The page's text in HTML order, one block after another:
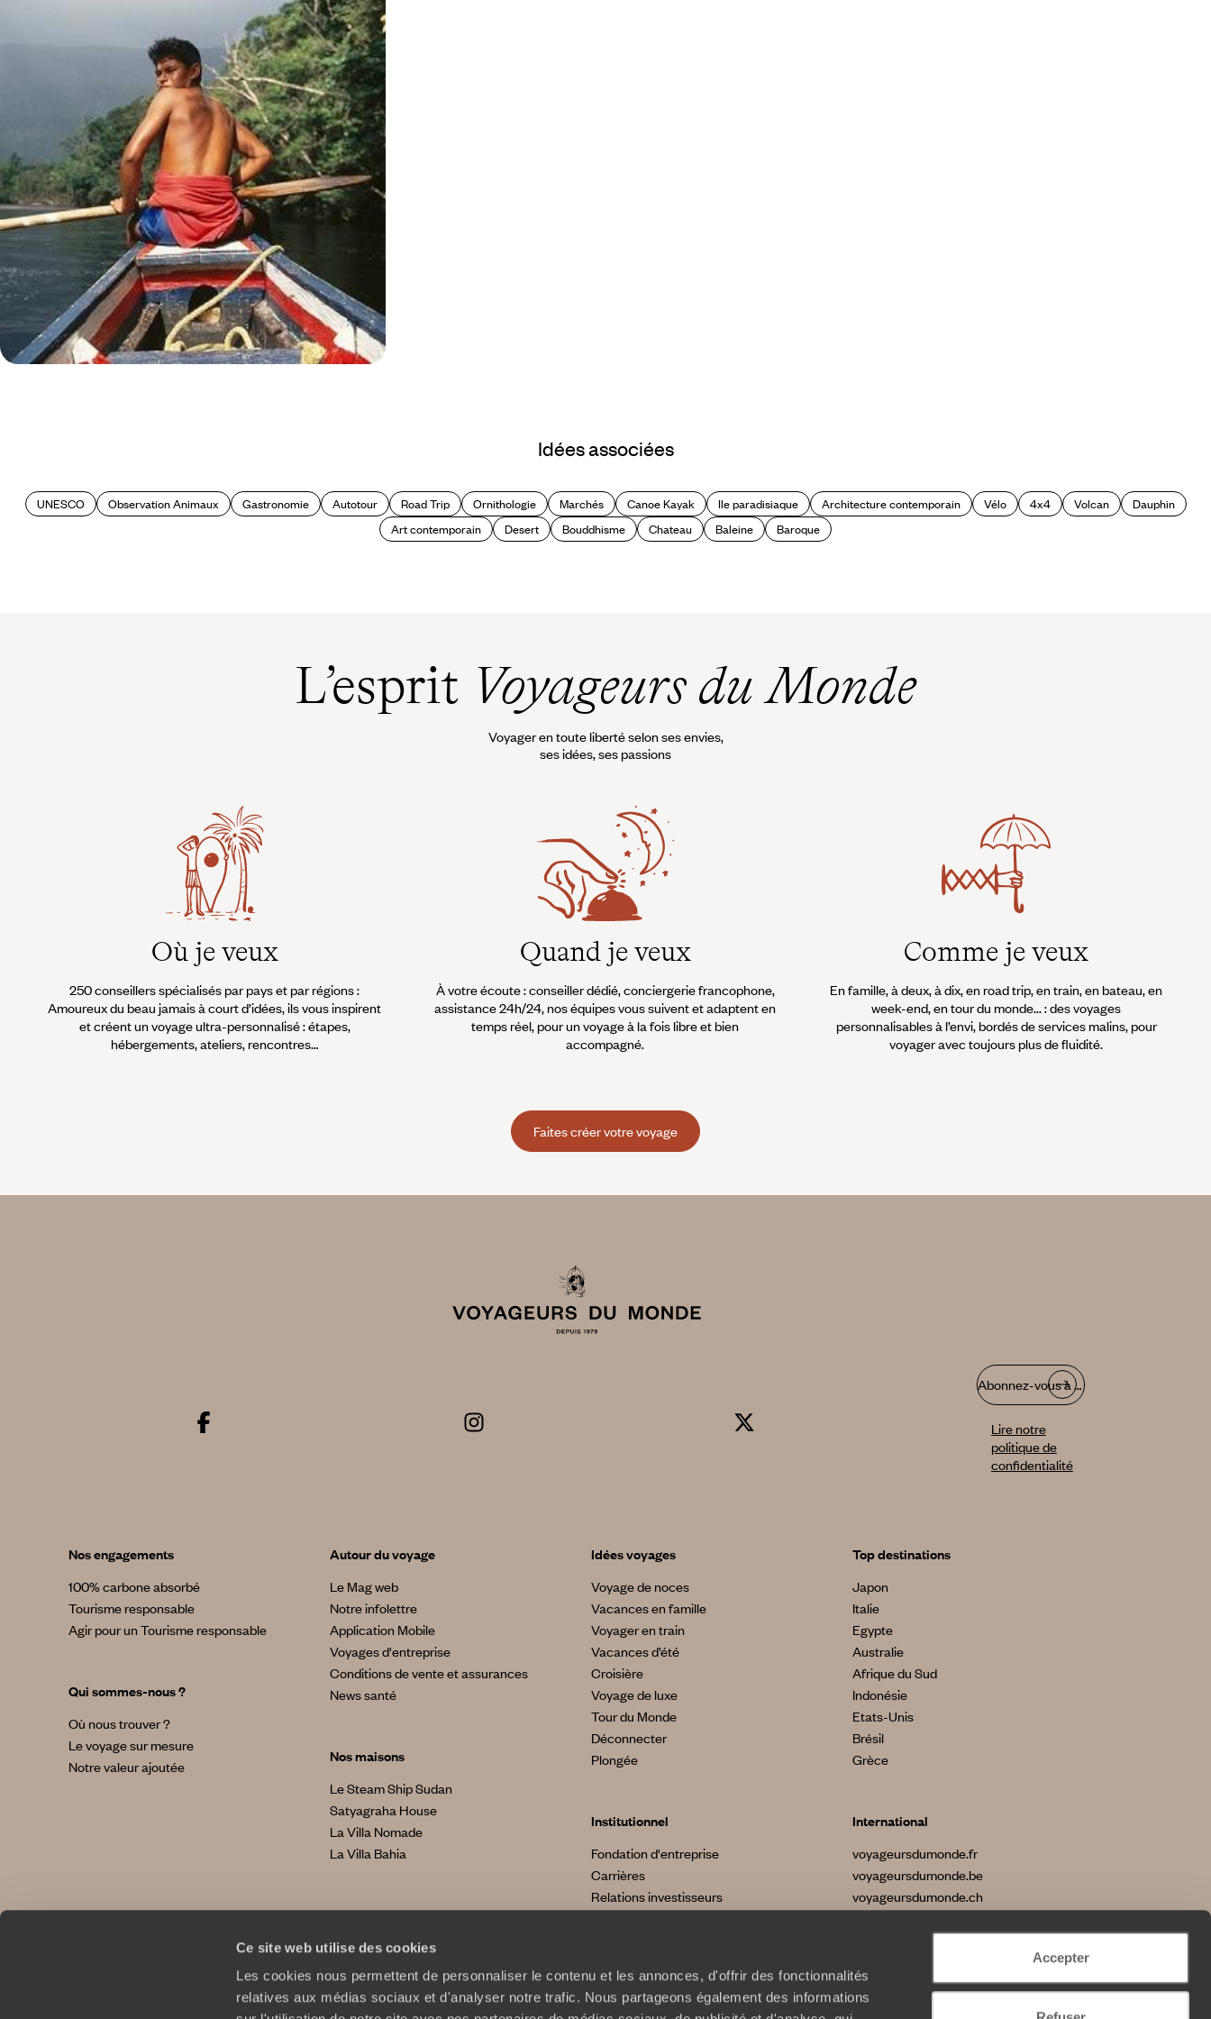
Ce site web utilise des cookies
Les cookies nous permettent de personnaliser le contenu et les annonces, d'offrir des fonctionnalités
relatives aux médias sociaux et d'analyser notre trafic. Nous partageons également des informations
Accepter
Idées associées
UNESCO Observation Animaux Gastronomie Autotour Road Trip Ornithologie Marchés Canoe Kayak Ile paradisiaque Architecture contemporain Vélo 4x4 Volcan
Dauphin
Art contemporain
Desert Bouddhisme Chateau Baleine Baroque
L’esprit Voyageurs du Monde
Voyager en toute liberté selon ses envies,
ses idées, ses passions
Où je veux
250 conseillers spécialisés par pays et par régions :
Amoureux du beau jamais à court d’idées, ils vous inspirent
et créent un voyage ultra-personnalisé : étapes,
hébergements, ateliers, rencontres…
Quand je veux
À votre écoute : conseiller dédié, conciergerie francophone,
assistance 24h/24, nos équipes vous suivent et adaptent en
temps réel, pour un voyage à la fois libre et bien
accompagné.
Comme je veux
En famille, à deux, à dix, en road trip, en train, en bateau, en
week-end, en tour du monde... : des voyages
personnalisables à l’envi, bordés de services malins, pour
voyager avec toujours plus de fluidité.
Faites créer votre voyage
Abonnez-vous à notre infolettre
Lire notre
politique de
confidentialité
Nos engagements
100% carbone absorbé
Tourisme responsable
Agir pour un Tourisme responsable
Qui sommes-nous ?
Où nous trouver ?
Le voyage sur mesure
Notre valeur ajoutée
Autour du voyage
Le Mag web
Notre infolettre
Application Mobile
Voyages d'entreprise
Conditions de vente et assurances
News santé
Nos maisons
Le Steam Ship Sudan
Satyagraha House
La Villa Nomade
La Villa Bahia
Idées voyages
Voyage de noces
Vacances en famille
Voyager en train
Vacances d’été
Croisière
Voyage de luxe
Tour du Monde
Déconnecter
Plongée
Institutionnel
Fondation d'entreprise
Carrières
Relations investisseurs
Top destinations
Japon
Italie
Egypte
Australie
Afrique du Sud
Indonésie
Etats-Unis
Brésil
Grèce
International
voyageursdumonde.fr
voyageursdumonde.be
voyageursdumonde.ch
voyageursdumonde.com